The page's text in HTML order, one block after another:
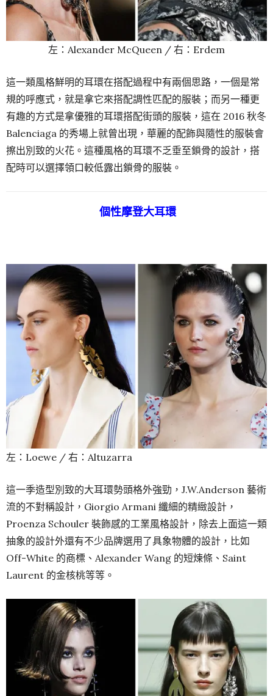
左：Alexander McQueen / 右：Erdem
這一類風格鮮明的耳環在搭配過程中有兩個思路，一個是常
規的呼應式，就是拿它來搭配調性匹配的服裝；而另一種更
有趣的方式是拿優雅的耳環搭配街頭的服裝，這在 2016 秋冬
Balenciaga 的秀場上就曾出現，華麗的配飾與隨性的服裝會
擦出別致的火花。這種風格的耳環不乏垂至鎖骨的設計，搭
配時可以選擇領口較低露出鎖骨的服裝。
個性摩登大耳環
左：Loewe / 右：Altuzarra
這一季造型別致的大耳環勢頭格外強勁，J.W.Anderson 藝術
流的不對稱設計，Giorgio Armani 纖細的精緻設計，
Proenza Schouler 裝飾感的工業風格設計，除去上面這一類
抽象的設計外還有不少品牌選用了具象物體的設計，比如
Off-White 的商標、Alexander Wang 的短煉條、Saint
Laurent 的金核桃等等。